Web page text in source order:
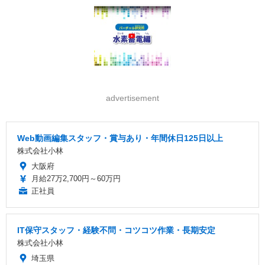
advertisement
Web動画編集スタッフ・賞与あり・年間休日125日以上
株式会社小林
大阪府
月給27万2,700円～60万円
正社員
IT保守スタッフ・経験不問・コツコツ作業・長期安定
株式会社小林
埼玉県